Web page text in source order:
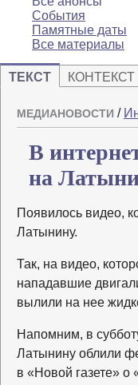
События
Памятные даты
Все материалы
ТЕКСТ КОНТЕКСТ
МЕДИАНОВОСТИ /
В
на
Появилось видео,
Латынину.
Так, на видео,
нападавшие
вылили на нее
Напомним, в
Латынину облили
в «Новой газете»